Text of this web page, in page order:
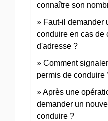
connaître son
Faut-il demander
conduire en cas de
d'adresse ?
Comment
permis de conduire
Après une
demander un
conduire ?